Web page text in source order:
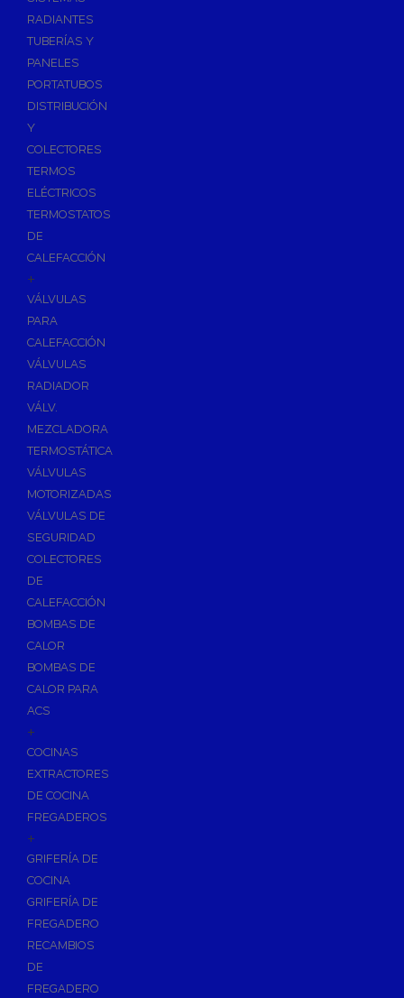
Ósmosis con Depósito
Recambios de Ósmosis
Grifería de Ósmosis
Regulación y Dosificación de Agua
RADIANTES
TUBERÍAS Y
PANELES
PORTATUBOS
DISTRIBUCIÓN
Y
COLECTORES
TERMOS
ELÉCTRICOS
TERMOSTATOS
DE
CALEFACCIÓN
+
VÁLVULAS
PARA
CALEFACCIÓN
VÁLVULAS
RADIADOR
VÁLV.
MEZCLADORA
TERMOSTÁTICA
VÁLVULAS
MOTORIZADAS
VÁLVULAS DE
SEGURIDAD
COLECTORES
DE
CALEFACCIÓN
BOMBAS DE
CALOR
BOMBAS DE
CALOR PARA
ACS
+
COCINAS
EXTRACTORES
DE COCINA
FREGADEROS
+
GRIFERÍA DE
COCINA
GRIFERÍA DE
FREGADERO
RECAMBIOS
DE
FREGADERO